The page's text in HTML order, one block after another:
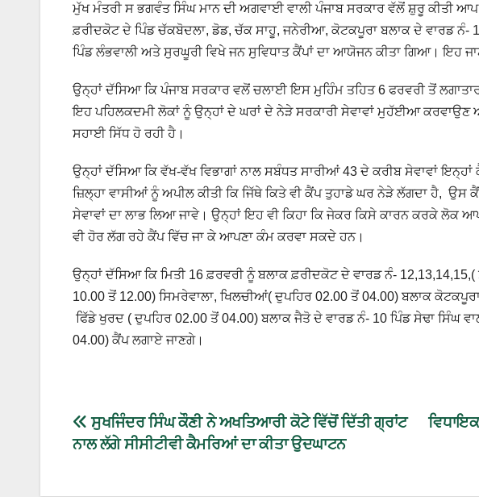
ਮੁੱਖ ਮੰਤਰੀ ਸ ਭਗਵੰਤ ਸਿੰਘ ਮਾਨ ਦੀ ਅਗਵਾਈ ਵਾਲੀ ਪੰਜਾਬ ਸਰਕਾਰ ਵੱਲੋਂ ਸ਼ੁਰੂ ਕੀਤੀ
ਫ਼ਰੀਦਕੋਟ ਦੇ ਪਿੰਡ ਚੱਕਬੋਦਲਾ, ਡੋਡ, ਚੱਕ ਸਾਹੂ, ਜਨੇਰੀਆ, ਕੋਟਕਪੂਰਾ ਬਲਾਕ ਦੇ ਵਾਰਡ ਨੰ-
ਪਿੰਡ ਲੰਭਵਾਲੀ ਅਤੇ ਸੁਰਘੂਰੀ ਵਿਖੇ ਜਨ ਸੁਵਿਧਾਤ ਕੈਂਪਾਂ ਦਾ ਆਯੋਜਨ ਕੀਤਾ ਗਿਆ। ਇਹ
ਉਨ੍ਹਾਂ ਦੱਸਿਆ ਕਿ ਪੰਜਾਬ ਸਰਕਾਰ ਵਲੋਂ ਚਲਾਈ ਇਸ ਮੁਹਿੰਮ ਤਹਿਤ 6 ਫਰਵਰੀ ਤੋਂ
ਇਹ ਪਹਿਲਕਦਮੀ ਲੋਕਾਂ ਨੂੰ ਉਨ੍ਹਾਂ ਦੇ ਘਰਾਂ ਦੇ ਨੇੜੇ ਸਰਕਾਰੀ ਸੇਵਾਵਾਂ ਮੁਹੱਈਆ ਕਰਵਾਉਣ
ਸਹਾਈ ਸਿੱਧ ਹੋ ਰਹੀ ਹੈ।
ਉਨ੍ਹਾਂ ਦੱਸਿਆ ਕਿ ਵੱਖ-ਵੱਖ ਵਿਭਾਗਾਂ ਨਾਲ ਸਬੰਧਤ ਸਾਰੀਆਂ 43 ਦੇ ਕਰੀਬ ਸੇਵਾਵਾਂ
ਜ਼ਿਲ੍ਹਾ ਵਾਸੀਆਂ ਨੂੰ ਅਪੀਲ ਕੀਤੀ ਕਿ ਜਿੱਥੇ ਕਿਤੇ ਵੀ ਕੈਂਪ ਤੁਹਾਡੇ ਘਰ ਨੇੜੇ ਲੱਗਦਾ ਹੈ, ਉਸ
ਸੇਵਾਵਾਂ ਦਾ ਲਾਭ ਲਿਆ ਜਾਵੇ। ਉਨ੍ਹਾਂ ਇਹ ਵੀ ਕਿਹਾ ਕਿ ਜੇਕਰ ਕਿਸੇ ਕਾਰਨ ਕਰਕੇ ਲੋਕ
ਵੀ ਹੋਰ ਲੱਗ ਰਹੇ ਕੈਂਪ ਵਿੱਚ ਜਾ ਕੇ ਆਪਣਾ ਕੰਮ ਕਰਵਾ ਸਕਦੇ ਹਨ।
ਉਨ੍ਹਾਂ ਦੱਸਿਆ ਕਿ ਮਿਤੀ 16 ਫ਼ਰਵਰੀ ਨੂੰ ਬਲਾਕ ਫ਼ਰੀਦਕੋਟ ਦੇ ਵਾਰਡ ਨੰ-
10.00 ਤੋਂ 12.00) ਸਿਮਰੇਵਾਲਾ, ਖਿਲਚੀਆਂ( ਦੁਪਹਿਰ 02.00 ਤੋਂ 04.00) ਬਲਾਕ
ਫਿੱਡੇ ਖੁਰਦ ( ਦੁਪਹਿਰ 02.00 ਤੋਂ 04.00) ਬਲਾਕ ਜੈਤੋ ਦੇ ਵਾਰਡ ਨੰ- 10 ਪਿੰਡ ਸੇਢਾ ਸਿੰਘ
04.00) ਕੈਂਪ ਲਗਾਏ ਜਾਣਗੇ।
ਸੁਖਜਿੰਦਰ ਸਿੰਘ ਕੌਣੀ ਨੇ ਅਖਤਿਆਰੀ ਕੋਟੇ ਵਿੱਚੋਂ ਦਿੱਤੀ ਗ੍ਰਾਂਟ
ਨਾਲ ਲੱਗੇ ਸੀਸੀਟੀਵੀ ਕੈਮਰਿਆਂ ਦਾ ਕੀਤਾ ਉਦਘਾਟਨ